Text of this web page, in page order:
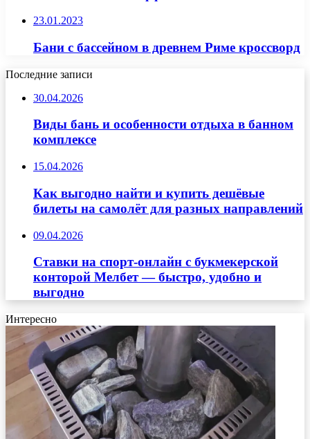
23.01.2023
Бани с бассейном в древнем Риме кроссворд
Последние записи
30.04.2026
Виды бань и особенности отдыха в банном
комплексе
15.04.2026
Как выгодно найти и купить дешёвые
билеты на самолёт для разных направлений
09.04.2026
Ставки на спорт-онлайн с букмекерской
конторой Мелбет — быстро, удобно и
выгодно
Интересно